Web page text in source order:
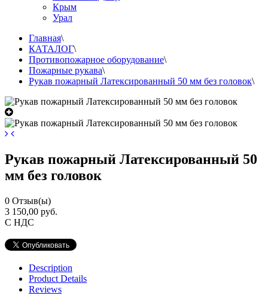
Крым
Урал
Главная\
КАТАЛОГ\
Противопожарное оборудование\
Пожарные рукава\
Рукав пожарный Латексированный 50 мм без головок\
Рукав пожарный Латексированный 50
мм без головок
0 Отзыв(ы)
3 150,00 руб.
С НДС
Description
Product Details
Reviews